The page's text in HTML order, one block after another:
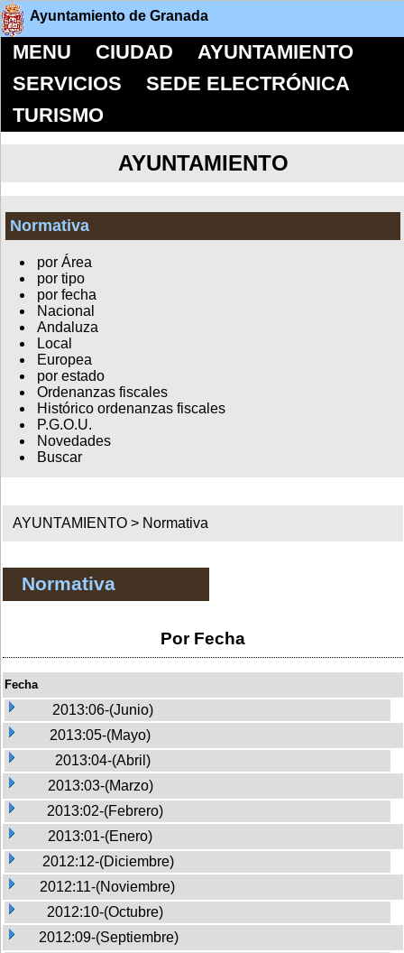
Ayuntamiento de Granada
MENU CIUDAD
AYUNTAMIENTO
SERVICIOS
SEDE ELECTRÓNICA
TURISMO
AYUNTAMIENTO
Normativa
por Área
por tipo
por fecha
Nacional
Andaluza
Local
Europea
por estado
Ordenanzas fiscales
Histórico ordenanzas fiscales
P.G.O.U.
Novedades
Buscar
AYUNTAMIENTO > Normativa
Normativa
Por Fecha
Fecha
2013:06-(Junio)
2013:05-(Mayo)
2013:04-(Abril)
2013:03-(Marzo)
2013:02-(Febrero)
2013:01-(Enero)
2012:12-(Diciembre)
2012:11-(Noviembre)
2012:10-(Octubre)
2012:09-(Septiembre)